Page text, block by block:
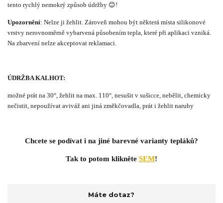
tento rychlý nemokrý způsob údržby 😊!
Upozornění: Nelze ji žehlit. Zároveň mohou být některá místa silikonové
vrstvy nerovnoměrně vybarvená působením tepla, které při aplikaci vzniká.
Na zbarvení nelze akceptovat reklamaci.
ÚDRŽBA KALHOT:
možné prát na 30°, žehlit na max. 110°, nesušit v sušicce, nebělit, chemicky
nečistit, nepoužívat aviváž ani jiná změkčovadla, prát i žehlit naruby
Chcete se podívat i na jiné barevné varianty tepláků?
Tak to potom klikněte SEM!
Máte dotaz?